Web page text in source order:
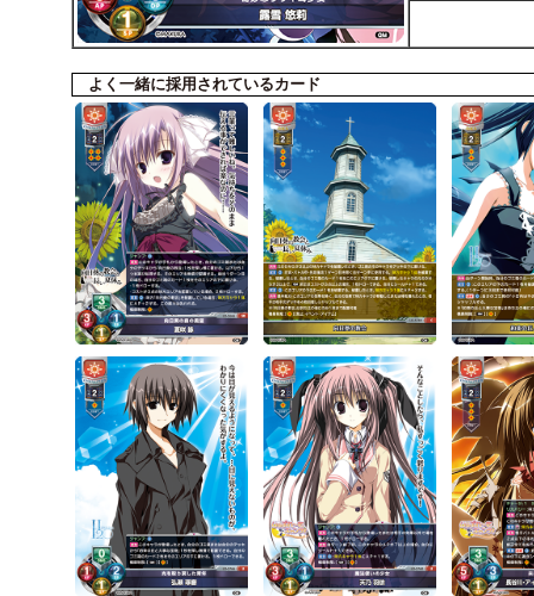
よく一緒に採用されているカード